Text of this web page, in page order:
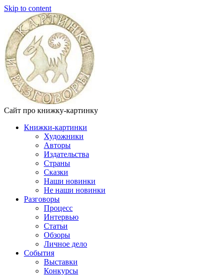
Skip to content
Сайт про книжку-картинку
Книжки-картинки
Художники
Авторы
Издательства
Страны
Сказки
Наши новинки
Не наши новинки
Разговоры
Процесс
Интервью
Статьи
Обзоры
Личное дело
События
Выставки
Конкурсы